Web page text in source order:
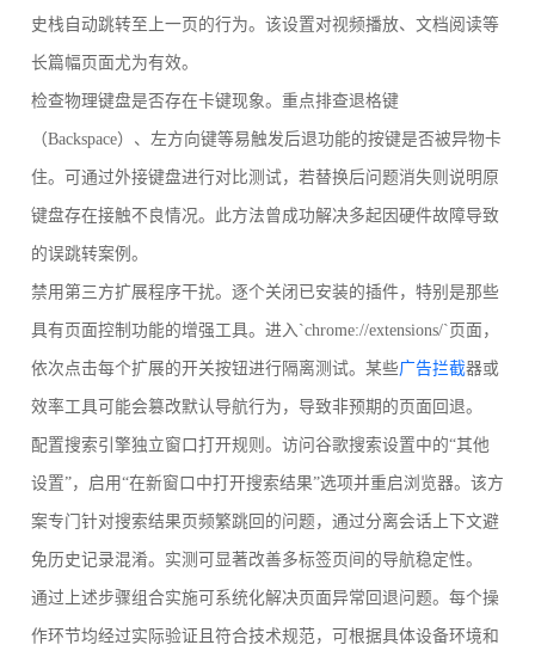
史栈自动跳转至上一页的行为。该设置对视频播放、文档阅读等
长篇幅页面尤为有效。
检查物理键盘是否存在卡键现象。重点排查退格键
（Backspace）、左方向键等易触发后退功能的按键是否被异物卡
住。可通过外接键盘进行对比测试，若替换后问题消失则说明原
键盘存在接触不良情况。此方法曾成功解决多起因硬件故障导致
的误跳转案例。
禁用第三方扩展程序干扰。逐个关闭已安装的插件，特别是那些
具有页面控制功能的增强工具。进入`chrome://extensions/`页面，
依次点击每个扩展的开关按钮进行隔离测试。某些广告拦截器或
效率工具可能会篡改默认导航行为，导致非预期的页面回退。
配置搜索引擎独立窗口打开规则。访问谷歌搜索设置中的“其他
设置”，启用“在新窗口中打开搜索结果”选项并重启浏览器。该方
案专门针对搜索结果页频繁跳回的问题，通过分离会话上下文避
免历史记录混淆。实测可显著改善多标签页间的导航稳定性。
通过上述步骤组合实施可系统化解决页面异常回退问题。每个操
作环节均经过实际验证且符合技术规范，可根据具体设备环境和